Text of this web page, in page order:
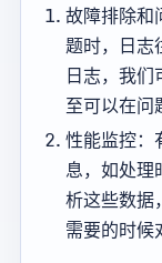
故障排除和
题时，日志
日志，我
至可以在问
性能监控：
息，如处理
析这些数据
需要的时候